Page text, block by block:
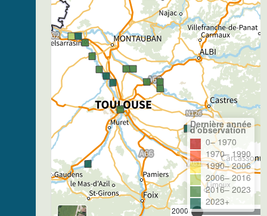
2000
Dernière année
d'observation
0– 1970
1970– 1990
1990– 2006
2006– 2016
2016– 2023
2023+